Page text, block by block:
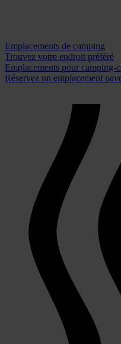
Emplacements de camping
Trouvez votre endroit préféré
Emplacements pour camping-
Réservez un emplacement